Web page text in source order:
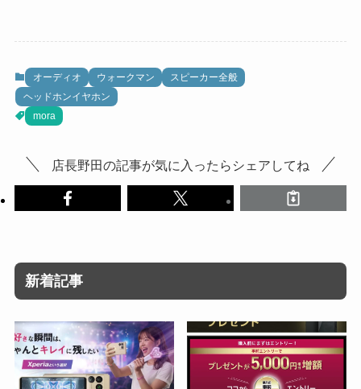
オーディオ ウォークマン
スピーカー全般
ヘッドホンイヤホン
mora
店長野田の記事が気に入ったらシェアしてね
新着記事